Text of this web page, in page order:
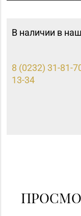
В наличии в
8 (0232) 31-81-
13-34